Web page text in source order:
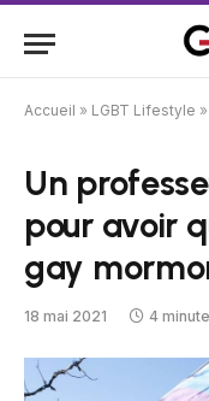
Accueil » LGBT Lifestyle »
Un
pour avoir
gay
18 mai 2021 4